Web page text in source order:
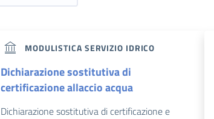
MODULISTICA SERVIZIO IDRICO
Dichiarazione sostitutiva di
certificazione allaccio acqua
Dichiarazione sostitutiva di certificazione e